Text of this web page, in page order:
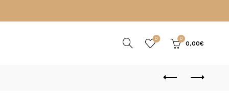
0 0
0,00€